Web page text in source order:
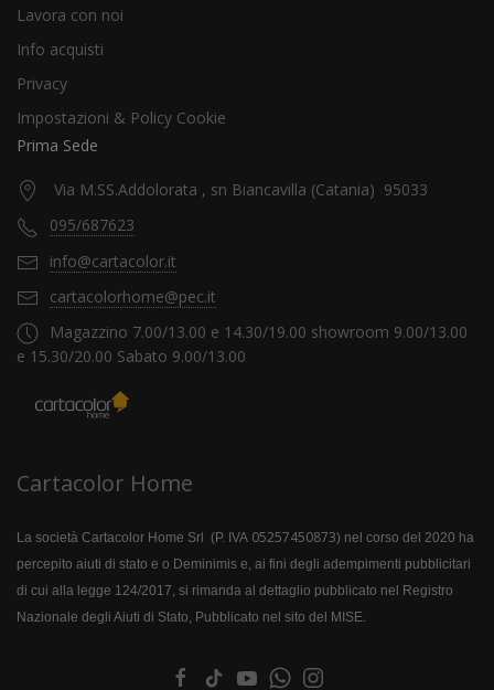
Lavora con noi
Info acquisti
Privacy
Impostazioni & Policy Cookie
Prima Sede
Via M.SS.Addolorata , sn Biancavilla (Catania) 95033
095/687623
info@cartacolor.it
cartacolorhome@pec.it
Magazzino 7.00/13.00 e 14.30/19.00 showroom 9.00/13.00
e 15.30/20.00 Sabato 9.00/13.00
Cartacolor Home
La società Cartacolor Home Srl (P. IVA 05257450873) nel corso del 2020 ha
percepito aiuti di stato e o Deminimis e, ai fini degli adempimenti pubblicitari
di cui alla legge 124/2017, si rimanda al dettaglio pubblicato nel Registro
Nazionale degli Aiuti di Stato, Pubblicato nel sito del MISE.